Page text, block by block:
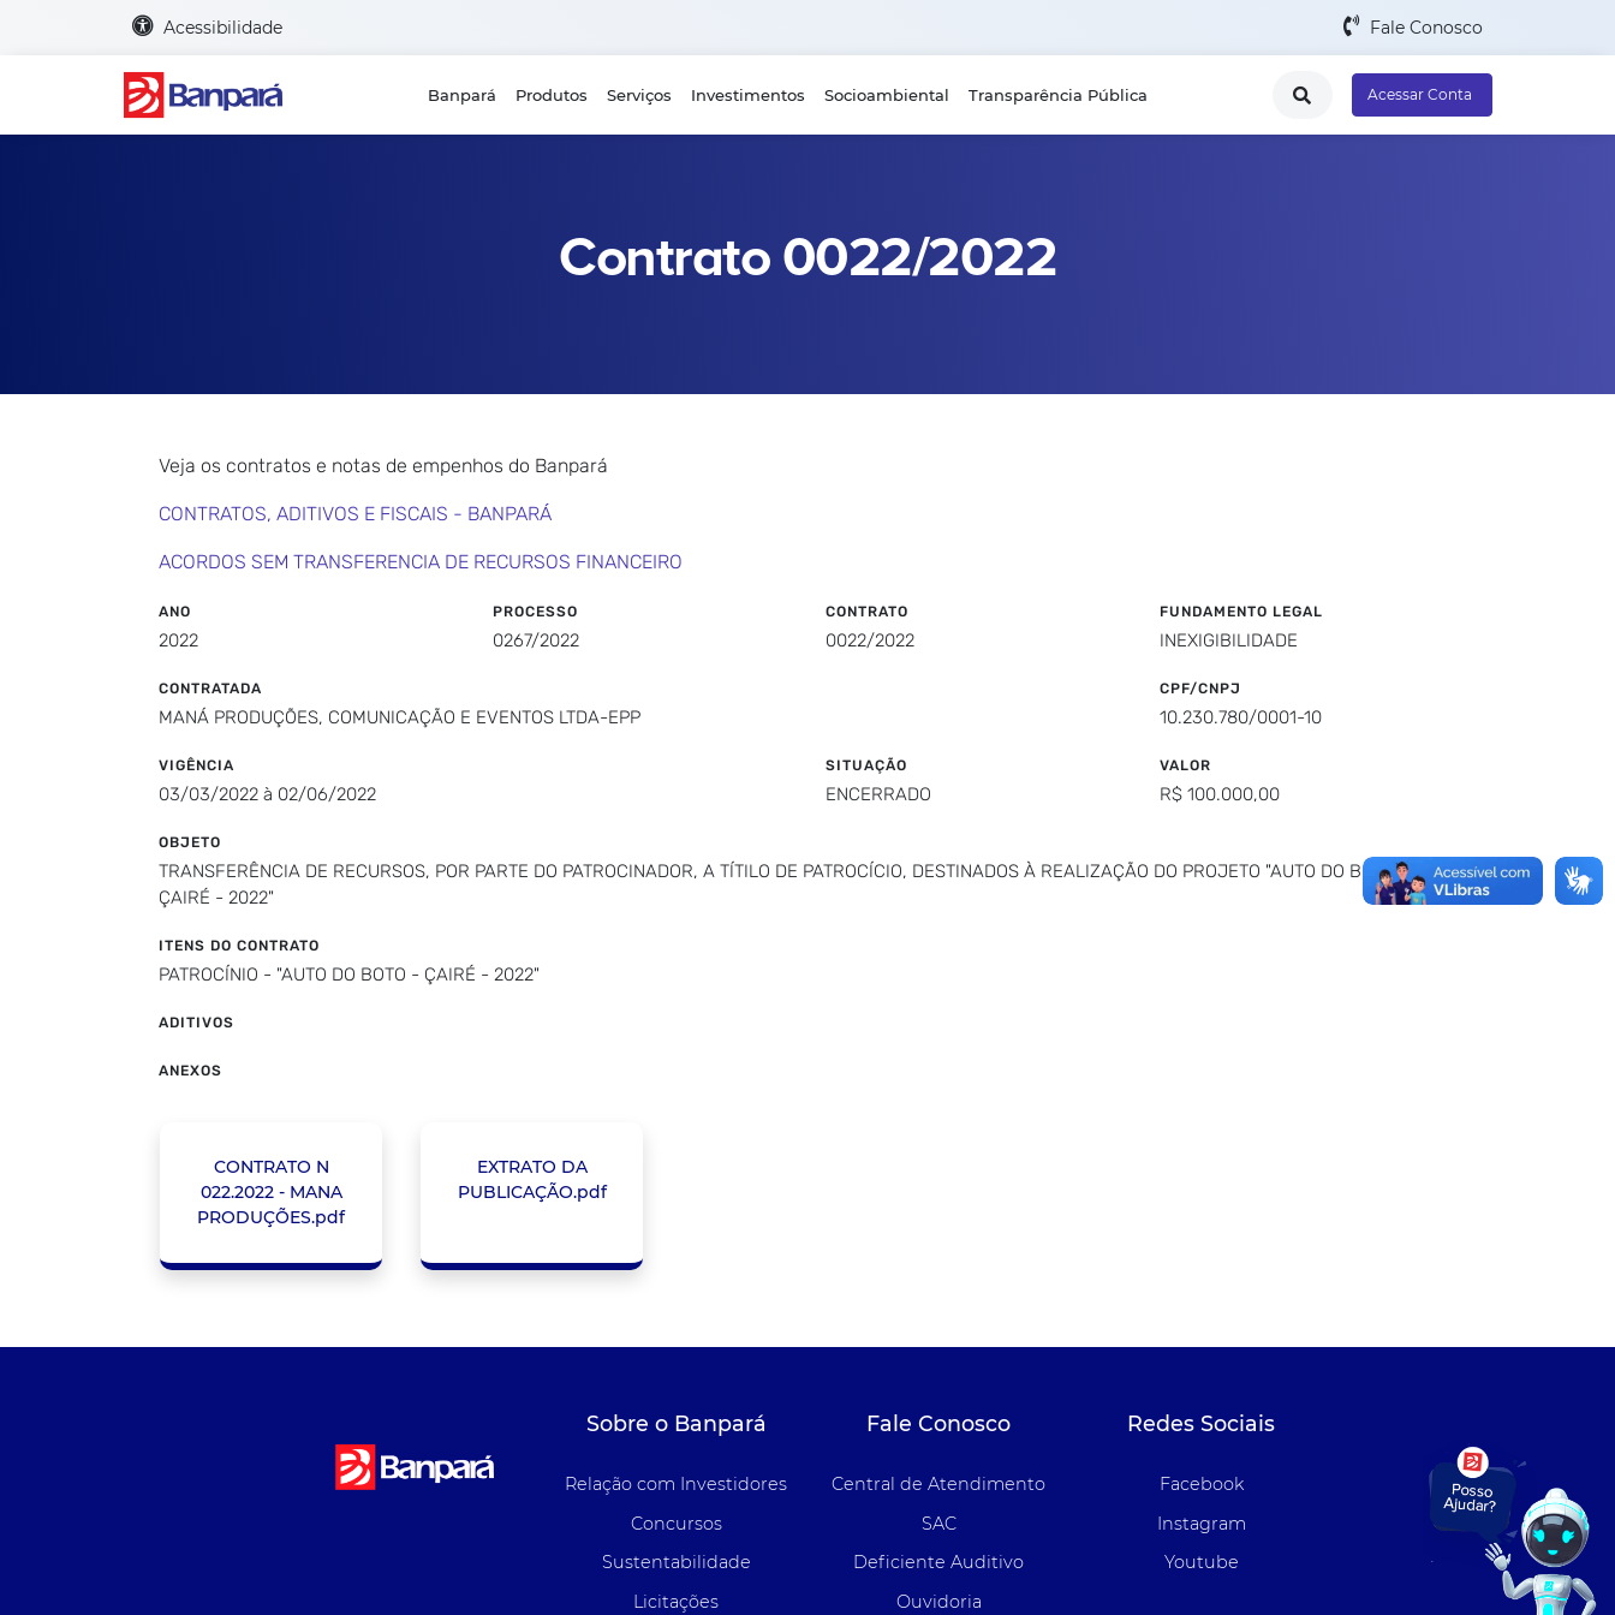
Acessibilidade Fale Conosco
Banpará Produtos Serviços Investimentos Socioambiental Transparência Pública Acessar Conta
Contrato 0022/2022
Veja os contratos e notas de empenhos do Banpará
CONTRATOS, ADITIVOS E FISCAIS - BANPARÁ
ACORDOS SEM TRANSFERENCIA DE RECURSOS FINANCEIRO
ANO
2022
PROCESSO
0267/2022
CONTRATO
0022/2022
FUNDAMENTO LEGAL
INEXIGIBILIDADE
CONTRATADA
MANÁ PRODUÇÕES, COMUNICAÇÃO E EVENTOS LTDA-EPP
CPF/CNPJ
10.230.780/0001-10
VIGÊNCIA
03/03/2022 à 02/06/2022
SITUAÇÃO
ENCERRADO
VALOR
R$ 100.000,00
OBJETO
TRANSFERÊNCIA DE RECURSOS, POR PARTE DO PATROCINADOR, A TÍTILO DE PATROCÍCIO, DESTINADOS À REALIZAÇÃO DO PROJETO "AUTO DO BOTO -
ÇAIRÉ - 2022"
ITENS DO CONTRATO
PATROCÍNIO - "AUTO DO BOTO - ÇAIRÉ - 2022"
ADITIVOS
ANEXOS
CONTRATO N
022.2022 - MANA
PRODUÇÕES.pdf
EXTRATO DA
PUBLICAÇÃO.pdf
Sobre o Banpará
Relação com Investidores
Concursos
Sustentabilidade
Licitações
Fale Conosco
Central de Atendimento
SAC
Deficiente Auditivo
Ouvidoria
Redes Sociais
Facebook
Instagram
Youtube